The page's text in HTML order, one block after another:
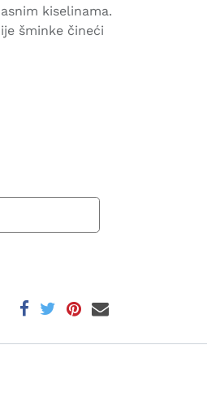
kiselinama.
šminke čineći